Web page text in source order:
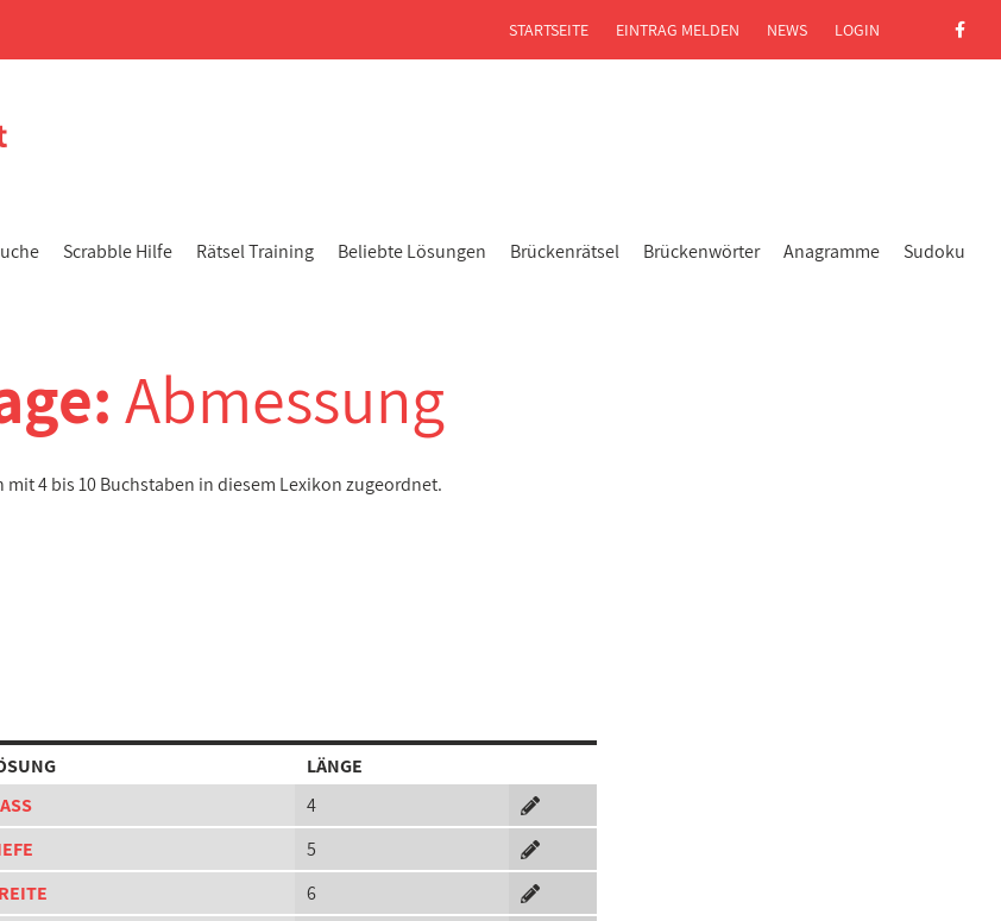
Scrabble Hilfe Rätsel Training Beliebte Lösungen Brückenrätsel Brückenwörter Anagramme Sudoku
STARTSEITE EINTRAG MELDEN NEWS LOGIN
Abmessung
mit 4 bis 10 Buchstaben in diesem Lexikon zugeordnet.
LÄNGE
4
5
6